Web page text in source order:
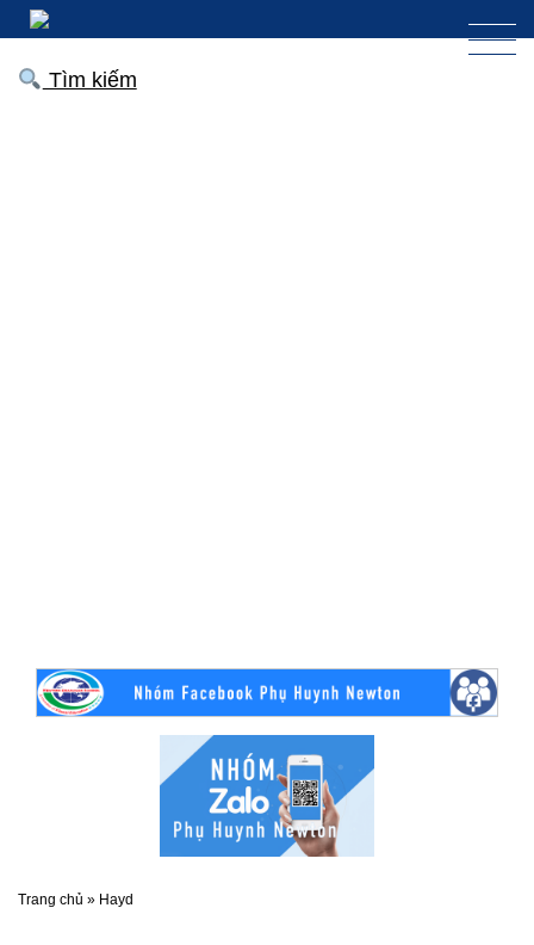
Tìm kiếm
Trang chủ » Hayd